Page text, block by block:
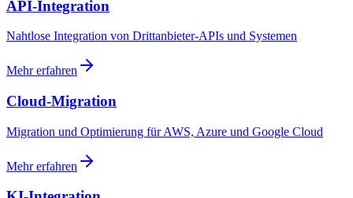
API-Integration
Nahtlose Integration von Drittanbieter-APIs und Systemen
Mehr erfahren
Cloud-Migration
Migration und Optimierung für AWS, Azure und Google Cloud
Mehr erfahren